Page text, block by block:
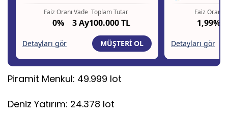
Piramit Menkul: 49.999 lot
Deniz Yatırım: 24.378 lot